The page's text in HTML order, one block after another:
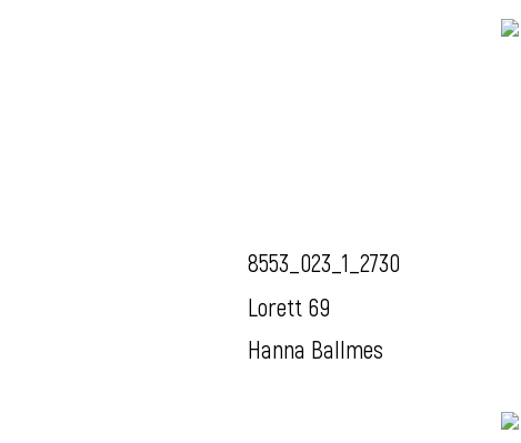
8553_023_1_2730
Lorett 69
Hanna Ballmes